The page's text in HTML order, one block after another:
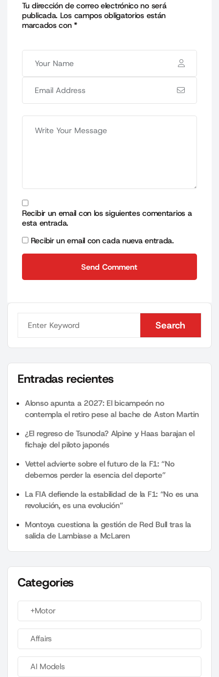
Tu dirección de correo electrónico no será
publicada. Los campos obligatorios están
marcados con*
Recibir un email con los siguientes comentarios a
esta entrada.
Recibir un email con cada nueva entrada.
Send Comment
Search
Search
Entradas recientes
Alonso apunta a 2027: El bicampeón no
contempla el retiro pese al bache de Aston Martin
¿El regreso de Tsunoda? Alpine y Haas barajan el
fichaje del piloto japonés
Vettel advierte sobre el futuro de la F1: “No
debemos perder la esencia del deporte”
La FIA defiende la estabilidad de la F1: “No es una
revolución, es una evolución”
Montoya cuestiona la gestión de Red Bull tras la
salida de Lambiase a McLaren
Categories
+Motor
Affairs
AI Models